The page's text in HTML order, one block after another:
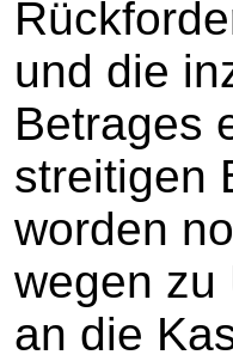
und die
Betrages
streitigen
worden
wegen zu
an die